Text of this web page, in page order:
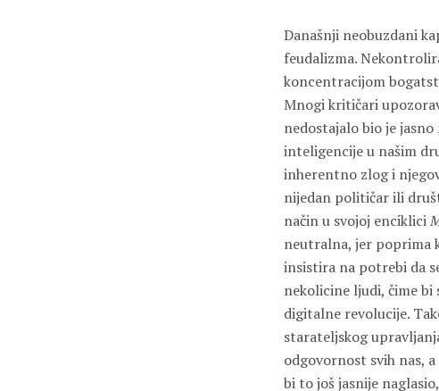
Današnji neobuzdani
feudalizma.
koncentracijom
Mnogi kritičari
nedostajalo bio je
inteligencije u našim
inherentno zlog i
nijedan političar ili
način u svojoj enciklici
neutralna, jer poprima
insistira na potrebi da
nekolicine ljudi, čime
digitalne revolucije.
starateljskog
odgovornost svih nas,
bi to još jasnije